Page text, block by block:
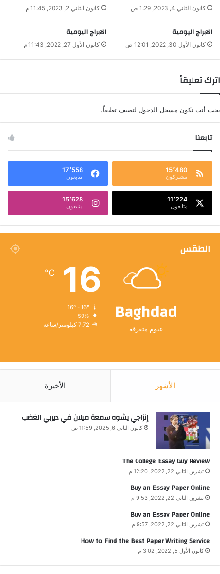
كانون الثاني 4, 2023, 1:29 ص كانون الثاني 2, 2023, 11:45 م
الابراج اليومية
كانون الأول 30, 2022, 12:01 ص
الابراج اليومية
كانون الأول 27, 2022, 11:43 م
اترك تعليقاً
يجب أنت تكون مسجل الدخول لتضيف تعليقاً.
تابعنا
15٬480
مشتركون
17٬558
متابعون
11٬224
متابعون
15٬628
متابعون
الطقس
Baghdad
غيوم متفرقة
16
℃
59%
7.72 كيلومتر/ساعة
الأشهر الأخيرة
إنزاجي يشوه سمعة ميلان في ديربي الغضب
كانون الثاني 6, 2025, 11:59 ص
The College Essay Guy Review
تشرين الثاني 22, 2022, 12:20 م
Buy an Essay Paper Online
تشرين الثاني 22, 2022, 9:53 م
Buy an Essay Paper Online
تشرين الثاني 22, 2022, 9:57 م
How to Find the Best Paper Writing Service
كانون الأول 5, 2022, 3:02 م